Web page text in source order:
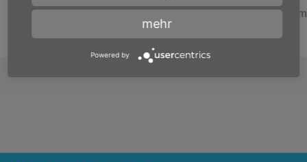
Alle Positionen &
mehr
Powered by